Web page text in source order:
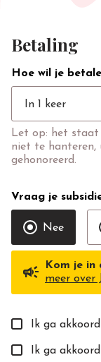
Betaling
Hoe wil je
In 1 keer
Let op: het staat
niet te hanteren,
gehonoreerd.
Vraag je
Nee
campaign Kom je in
meer over
Ik ga